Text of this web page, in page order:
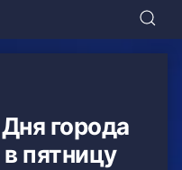
города
пятницу